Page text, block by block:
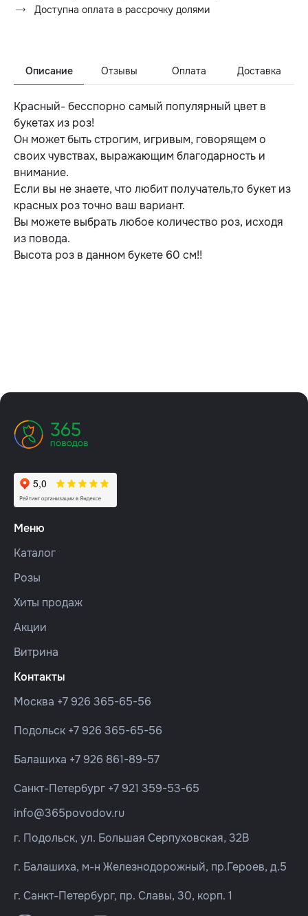
Доступна оплата в рассрочку долями
Описание Отзывы Оплата Доставка
Красный- бесспорно самый популярный цвет в
букетах из роз!
Он может быть строгим, игривым, говорящем о
своих чувствах, выражающим благодарность и
внимание.
Если вы не знаете, что любит получатель,то букет из
красных роз точно ваш вариант.
Вы можете выбрать любое количество роз, исходя
из повода.
Высота роз в данном букете 60 см!!
Меню
Каталог
Розы
Хиты продаж
Акции
Витрина
Контакты
Москва +7 926 365-65-56
Подольск +7 926 365-65-56
Балашиха +7 926 861-89-57
Санкт-Петербург +7 921 359-53-65
info@365povodov.ru
г. Подольск, ул. Большая Серпуховская, 32В
г. Балашиха, м-н Железнодорожный, пр.Героев, д.5
г. Санкт-Петербург, пр. Славы, 30, корп. 1